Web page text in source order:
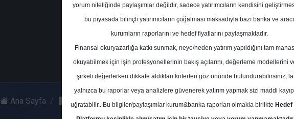
21 Tavsiye
Çarşamba, 06 Ağustos 2025
Ana Sayfa Oyak Yatırım ISCTR Hedef Fiyat
yorum niteliğinde paylaşımlar değildir, sadece yatırımcıların kendisini
bu piyasada bilinçli yatırımcıların çoğalması maksadıyla bazı banka ve aracı
kurumların raporlarını ve hedef fiyatlarını paylaşmaktadır.
Finansal okuryazarlığa katkı sunmak, neye/neden yatırım yapıldığını tam
okuyabilmek için işin profesyonellerinin bakış açılarını, değerleme modellerini
şirketi değerlerken dikkate aldıkları kriterleri göz önünde bulundurabilirsiniz,
yalnızca bu raporlar veya analizlere güvenerek yatırım yapmak sizi maddi
uğratabilir.. Bu bilgiler/paylaşımlar kurum&banka raporları olmakla birlikte